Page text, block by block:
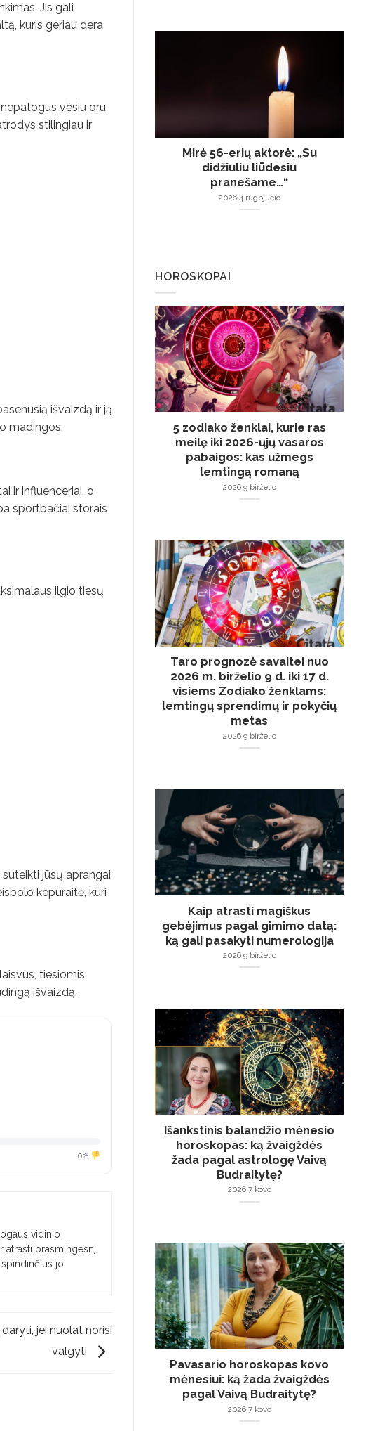
Jis gali
kuris geriau dera
vėsiu oru,
stilingiau ir
išvaizdą ir ją
madingos.
ir influenceriai, o
sportbačiai storais
ilgio tiesų
jūsų aprangai
kepuraitė, kuri
tiesiomis
išvaizdą.
0%
vidinio
atrasti prasmingesnį
jo
jei nuolat norisi
valgyti
Mirė 56-erių aktorė: „Su
didžiuliu liūdesiu
pranešame…“
2026 4 rugpjūčio
HOROSKOPAI
5 zodiako ženklai, kurie ras
meilę iki 2026-ųjų vasaros
pabaigos: kas užmegs
lemtingą romaną
2026 9 birželio
Taro prognozė savaitei nuo
2026 m. birželio 9 d. iki 17 d.
visiems Zodiako ženklams:
lemtingų sprendimų ir pokyčių
metas
2026 9 birželio
Kaip atrasti magiškus
gebėjimus pagal gimimo datą:
ką gali pasakyti numerologija
2026 9 birželio
Išankstinis balandžio mėnesio
horoskopas: ką žvaigždės
žada pagal astrologę Vaivą
Budraitytę?
2026 7 kovo
Pavasario horoskopas kovo
mėnesiui: ką žada žvaigždės
pagal Vaivą Budraitytę?
2026 7 kovo